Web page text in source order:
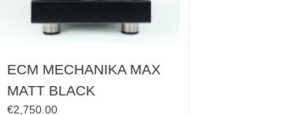
ECM MECHANIKA MAX
MATT BLACK
€2,750.00